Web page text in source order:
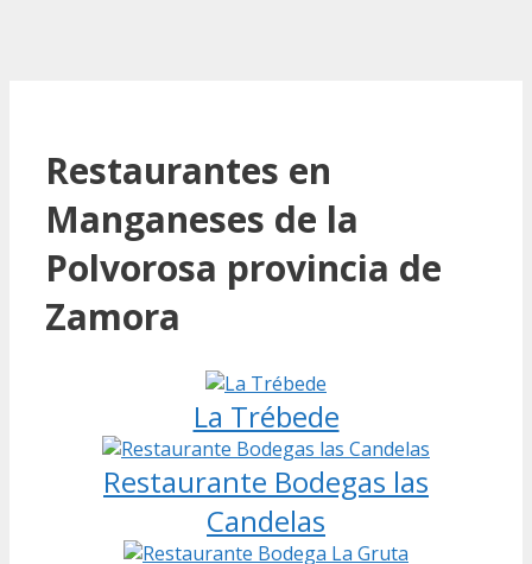
Restaurantes en
Manganeses de la
Polvorosa provincia de
Zamora
La Trébede
Restaurante Bodegas las
Candelas